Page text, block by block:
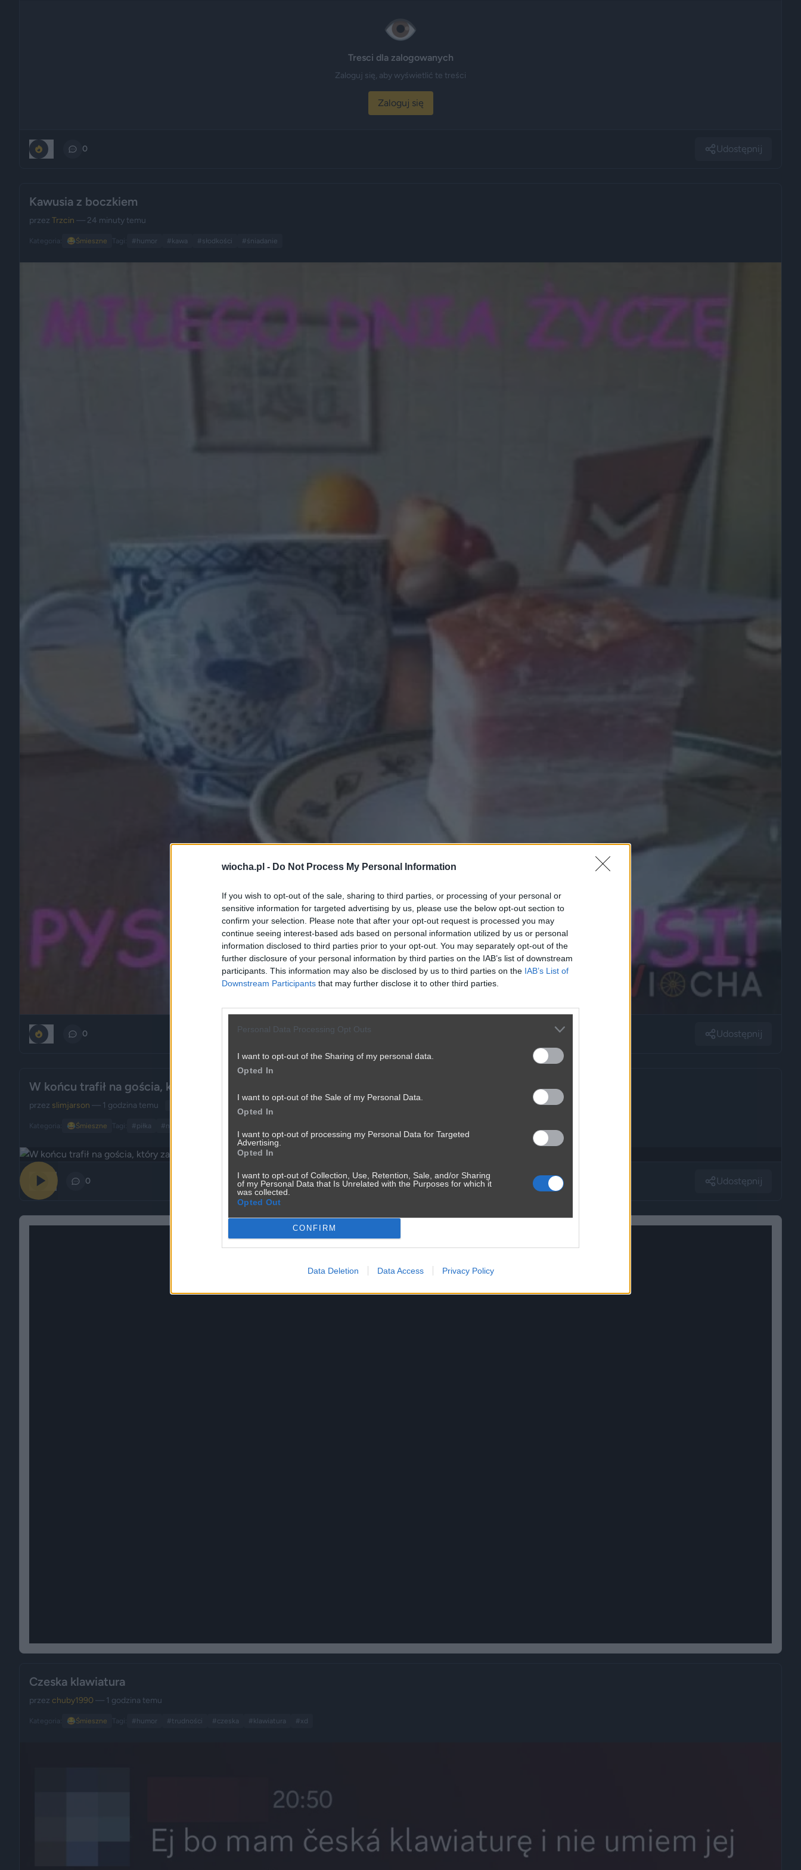
wiocha.pl - Do Not Process My Personal Information
If you wish to opt-out of the sale, sharing to third parties, or processing of your personal or
sensitive information for targeted advertising by us, please use the below opt-out section to
confirm your selection. Please note that after your opt-out request is processed you may
continue seeing interest-based ads based on personal information utilized by us or personal
information disclosed to third parties prior to your opt-out. You may separately opt-out of the
further disclosure of your personal information by third parties on the IAB’s list of downstream
participants. This information may also be disclosed by us to third parties on the IAB’s List of
Downstream Participants that may further disclose it to other third parties.
Personal Data Processing Opt Outs
I want to opt-out of the Sharing of my personal data.
Opted In
I want to opt-out of the Sale of my Personal Data.
Opted In
I want to opt-out of processing my Personal Data for Targeted
Advertising.
Opted In
I want to opt-out of Collection, Use, Retention, Sale, and/or Sharing
of my Personal Data that Is Unrelated with the Purposes for which it
was collected.
Opted Out
CONFIRM
Data Deletion Data Access Privacy Policy
👁️
Tresci dla zalogowanych
Zaloguj się, aby wyświetlić te treści
Zaloguj się
0 Udostępnij
Kawusia z boczkiem
przez Trzcin — 24 minuty temu
Kategoria: 😂Śmieszne Tagi: #humor #kawa #słodkości #śniadanie
0 Udostępnij
W końcu trafił na gościa, który zaskoczył go strzałem
przez slimjarson — 1 godzina temu
Kategoria: 😂Śmieszne Tagi: #piłka #nożna
0 Udostępnij
Czeska klawiatura
przez chuby1990 — 1 godzina temu
Kategoria: 😂Śmieszne Tagi: #humor #trudności #czeska #klawiatura #xd